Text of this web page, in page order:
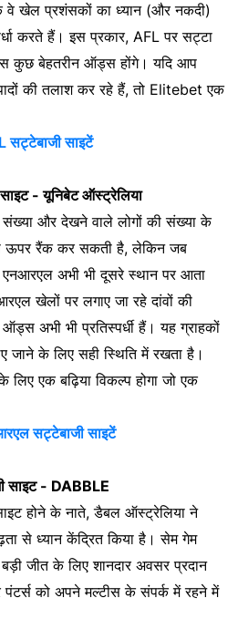
खेल प्रशंसकों का ध्यान (और नकदी)
करते हैं। इस प्रकार, AFL पर सट्टा
कुछ बेहतरीन ऑड्स होंगे। यदि आप
की तलाश कर रहे हैं, तो Elitebet एक
सट्टेबाजी साइटें
- यूनिबेट ऑस्ट्रेलिया
संख्या और देखने वाले लोगों की संख्या के
ऊपर रैंक कर सकती है, लेकिन जब
एनआरएल अभी भी दूसरे स्थान पर आता
खेलों पर लगाए जा रहे दांवों की
अभी भी प्रतिस्पर्धी हैं। यह ग्राहकों
जाने के लिए सही स्थिति में रखता है।
लिए एक बढ़िया विकल्प होगा जो एक
सट्टेबाजी साइटें
साइट - DABBLE
होने के नाते, डैबल ऑस्ट्रेलिया ने
से ध्यान केंद्रित किया है। सेम गेम
जीत के लिए शानदार अवसर प्रदान
को अपने मल्टीस के संपर्क में रहने में